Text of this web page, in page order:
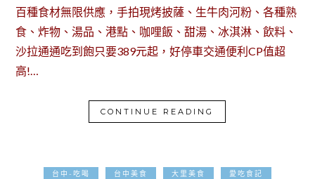
百種食材無限供應，手拍現烤披薩、生牛肉河粉、各種熟
食、炸物、湯品、港點、咖哩飯、甜湯、冰淇淋、飲料、
沙拉通通吃到飽只要389元起，好停車交通便利CP值超
高!…
CONTINUE READING
台中-吃喝 台中美食 大里美食 愛吃食記